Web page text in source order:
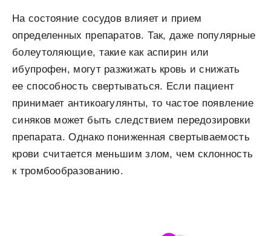
На состояние сосудов влияет и прием
определенных препаратов. Так, даже популярные
болеутоляющие, такие как аспирин или
ибупрофен, могут разжижать кровь и снижать
ее способность свертываться. Если пациент
принимает антикоагулянты, то частое появление
синяков может быть следствием передозировки
препарата. Однако пониженная свертываемость
крови считается меньшим злом, чем склонность
к тромбообразованию.